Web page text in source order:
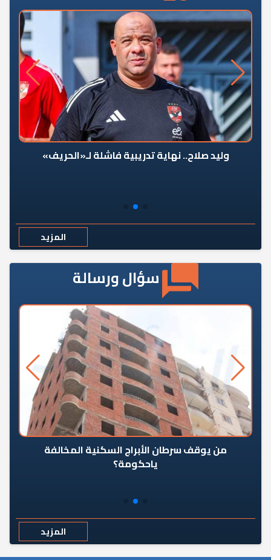
وليد صلاح.. نهاية تدريبية فاشلة لـ«الحريف»
المزيد
سؤال ورسالة
من يوقف سرطان الأبراج السكنية المخالفة
ياحكومة؟
المزيد